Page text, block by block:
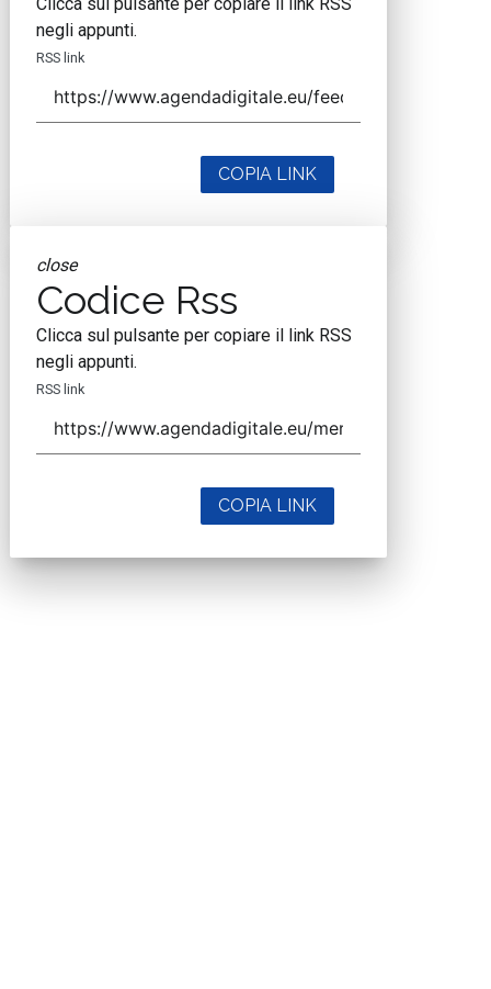
negli appunti.
RSS link
COPIA LINK
close
Codice Rss
Clicca sul pulsante per copiare il link RSS
negli appunti.
RSS link
COPIA LINK